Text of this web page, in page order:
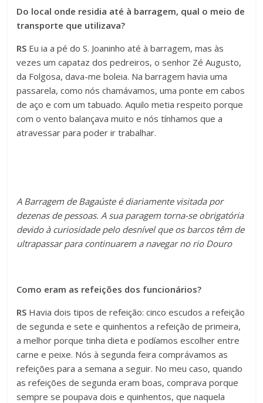
Do local onde residia até à barragem, qual o meio de
transporte que utilizava?
RS Eu ia a pé do S. Joaninho até à barragem, mas às
vezes um capataz dos pedreiros, o senhor Zé Augusto,
da Folgosa, dava-me boleia. Na barragem havia uma
passarela, como nós chamávamos, uma ponte em cabos
de aço e com um tabuado. Aquilo metia respeito porque
com o vento balançava muito e nós tínhamos que a
atravessar para poder ir trabalhar.
A Barragem de Bagaúste é diariamente visitada por
dezenas de pessoas. A sua paragem torna-se obrigatória
devido à curiosidade pelo desnível que os barcos têm de
ultrapassar para continuarem a navegar no rio Douro
Como eram as refeições dos funcionários?
RS Havia dois tipos de refeição: cinco escudos a refeição
de segunda e sete e quinhentos a refeição de primeira,
a melhor porque tinha dieta e podíamos escolher entre
carne e peixe. Nós à segunda feira comprávamos as
refeições para a semana a seguir. No meu caso, quando
as refeições de segunda eram boas, comprava porque
sempre se poupava dois e quinhentos, que naquela